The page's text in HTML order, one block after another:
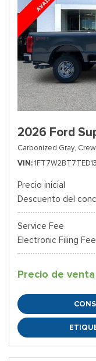
2026 Ford
Carbonized Gray,
VIN
Precio inicial
Descuento del
Service Fee
Electronic Filing Fee
Precio de venta